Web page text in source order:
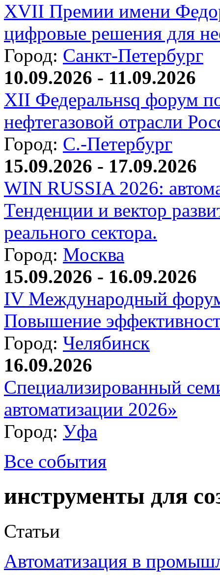
XVII Премии имени
цифровые решения для
Город: Санкт-Петербург
10.09.2026 - 11.09.2026
XII Федеральнsq форум
нефтегазовой отрасли
Город: С.-Петербург
15.09.2026 - 17.09.2026
WIN RUSSIA 2026:
Тенденции и вектор
реального сектора.
Город: Москва
15.09.2026 - 16.09.2026
IV Международный
Повышение
Город: Челябинск
16.09.2026
Специализированный
автоматизации 2026»
Город: Уфа
Все события
инструменты для
Статьи
Автоматизация в